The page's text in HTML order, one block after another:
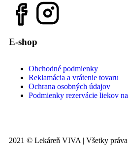
E-shop
Obchodné podmienky
Reklamácia a vrátenie tovaru
Ochrana osobných údajov
Podmienky rezervácie liekov
2021 © Lekáreň VIVA | Všetky práva